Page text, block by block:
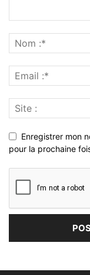
Enregistrer mon
pour la prochaine